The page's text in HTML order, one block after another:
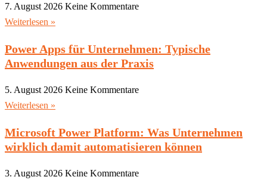
7. August 2026 Keine Kommentare
Weiterlesen »
Power Apps für Unternehmen: Typische
Anwendungen aus der Praxis
5. August 2026 Keine Kommentare
Weiterlesen »
Microsoft Power Platform: Was Unternehmen
wirklich damit automatisieren können
3. August 2026 Keine Kommentare